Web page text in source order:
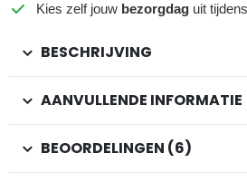
Kies zelf jouw bezorgdag uit
BESCHRIJVING
AANVULLENDE INFORMATIE
BEOORDELINGEN (6)